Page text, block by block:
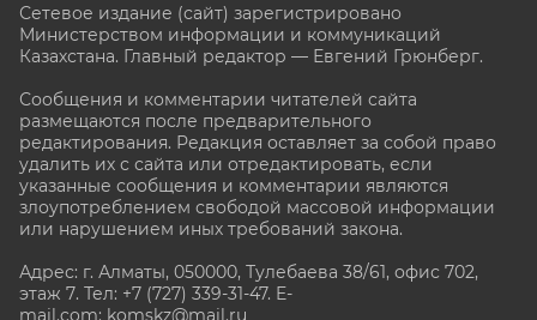
Сетевое издание (сайт) зарегистрировано
Министерством информации и коммуникаций
Казахстана. Главный редактор — Евгений Грюнберг.
Сообщения и комментарии читателей сайта
размещаются после предварительного
редактирования. Редакция оставляет за собой право
удалить их с сайта или отредактировать, если
указанные сообщения и комментарии являются
злоупотреблением свободой массовой информации
или нарушением иных требований закона.
Адрес: г. Алматы, 050000, Тулебаева 38/61, офис 702,
этаж 7. Тел: +7 (727) 339-31-47. E-
mail.com: komskz@mail.ru